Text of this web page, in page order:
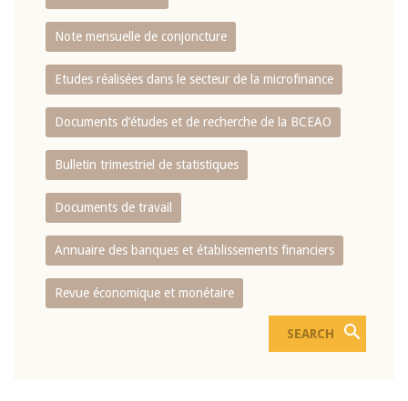
Note mensuelle de conjoncture
Etudes réalisées dans le secteur de la microfinance
Documents d’études et de recherche de la BCEAO
Bulletin trimestriel de statistiques
Documents de travail
Annuaire des banques et établissements financiers
Revue économique et monétaire